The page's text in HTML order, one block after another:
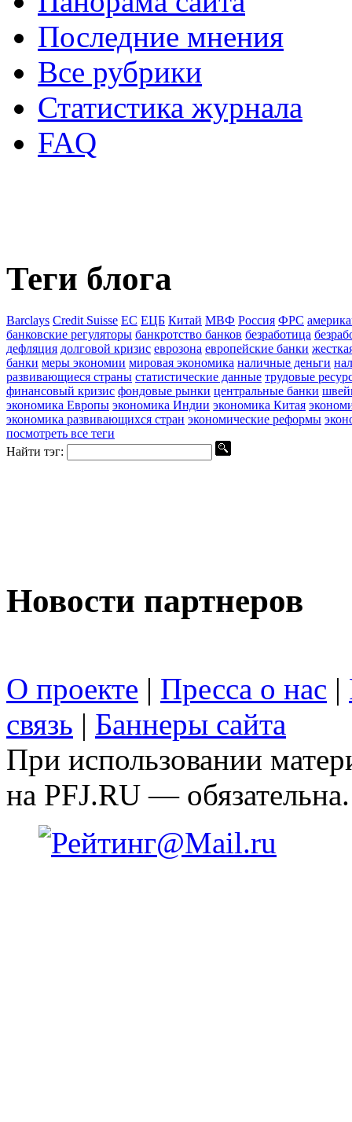
Последние мнения
Все рубрики
Статистика журнала
FAQ
Теги блога
Barclays Credit Suisse ЕС ЕЦБ Китай МВФ Россия ФРС
банковские регуляторы банкротство банков безработица
дефляция долговой кризис еврозона европейские банки
банки меры экономии мировая экономика наличные деньги
развивающиеся страны статистические данные трудовые
финансовый кризис фондовые рынки центральные банки
экономика Европы экономика Индии экономика Китая
экономика развивающихся стран экономические реформы
посмотреть все теги
Найти тэг:
Новости партнеров
О проекте | Пресса о нас |
связь | Баннеры сайта
При использовании
на PFJ.RU — обязательна.